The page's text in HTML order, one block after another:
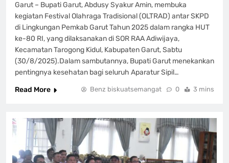
Garut – Bupati Garut, Abdusy Syakur Amin, membuka
kegiatan Festival Olahraga Tradisional (OLTRAD) antar SKPD
di Lingkungan Pemkab Garut Tahun 2025 dalam rangka HUT
ke-80 RI, yang dilaksanakan di SOR RAA Adiwijaya,
Kecamatan Tarogong Kidul, Kabupaten Garut, Sabtu
(30/8/2025).‎‎Dalam sambutannya, Bupati Garut menekankan
pentingnya kesehatan bagi seluruh Aparatur Sipil…
Read More
Benz biskuatsemangat 0 3 mins